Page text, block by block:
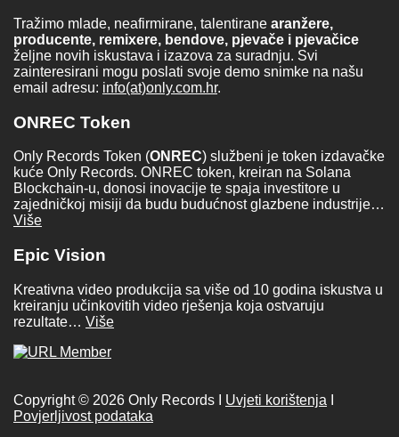
Tražimo mlade, neafirmirane, talentirane aranžere,
producente, remixere, bendove, pjevače i pjevačice
željne novih iskustava i izazova za suradnju. Svi
zainteresirani mogu poslati svoje demo snimke na našu
email adresu: info(at)only.com.hr.
ONREC Token
Only Records Token (ONREC) službeni je token izdavačke
kuće Only Records. ONREC token, kreiran na Solana
Blockchain-u, donosi inovacije te spaja investitore u
zajedničkoj misiji da budu budućnost glazbene industrije…
Više
Epic Vision
Kreativna video produkcija sa više od 10 godina iskustva u
kreiranju učinkovitih video rješenja koja ostvaruju
rezultate… Više
Copyright © 2026 Only Records I Uvjeti korištenja
Povjerljivost podataka